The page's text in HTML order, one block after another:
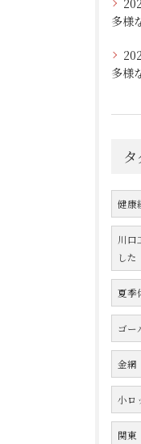
健康
川口
した
夏季
ゴー
金網
小ロ
関東